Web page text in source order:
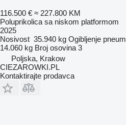
116.500 € ≈ 227.800 KM
Poluprikolica sa niskom platformom
2025
Nosivost 35.940 kg Ogibljenje
14.060 kg Broj osovina 3
Poljska, Krakow
CIEZAROWKI.PL
Kontaktirajte prodavca